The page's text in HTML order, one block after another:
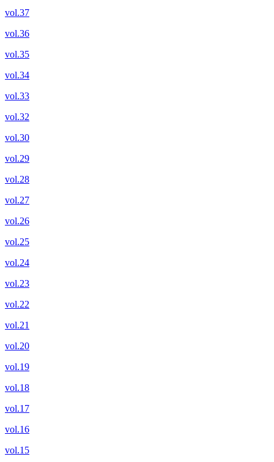
vol.37
vol.36
vol.35
vol.34
vol.33
vol.32
vol.30
vol.29
vol.28
vol.27
vol.26
vol.25
vol.24
vol.23
vol.22
vol.21
vol.20
vol.19
vol.18
vol.17
vol.16
vol.15